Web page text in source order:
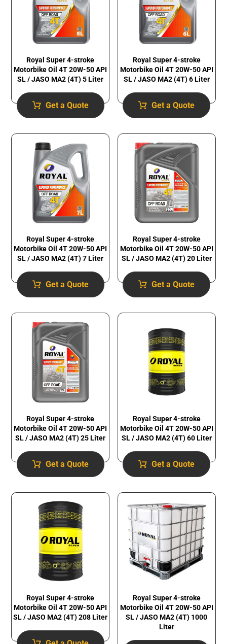
Royal Super 4-stroke
Motorbike Oil 4T 20W-50 API
SL / JASO MA2 (4T) 5 Liter
Get a Quote
Royal Super 4-stroke
Motorbike Oil 4T 20W-50 API
SL / JASO MA2 (4T) 6 Liter
Get a Quote
Royal Super 4-stroke
Motorbike Oil 4T 20W-50 API
SL / JASO MA2 (4T) 7 Liter
Get a Quote
Royal Super 4-stroke
Motorbike Oil 4T 20W-50 API
SL / JASO MA2 (4T) 20 Liter
Get a Quote
Royal Super 4-stroke
Motorbike Oil 4T 20W-50 API
SL / JASO MA2 (4T) 25 Liter
Get a Quote
Royal Super 4-stroke
Motorbike Oil 4T 20W-50 API
SL / JASO MA2 (4T) 60 Liter
Get a Quote
Royal Super 4-stroke
Motorbike Oil 4T 20W-50 API
SL / JASO MA2 (4T) 208 Liter
Royal Super 4-stroke
Motorbike Oil 4T 20W-50 API
SL / JASO MA2 (4T) 1000
Liter